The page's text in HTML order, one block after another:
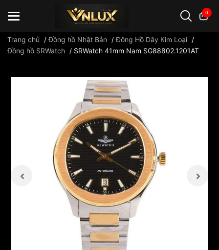
0
Trang chủ /Đồng hồ Nhật Bản /Đông Hồ Dây Kim Loại /
Đồng hồ SRWatch / SRWatch 41mm Nam SG88802.1201AT